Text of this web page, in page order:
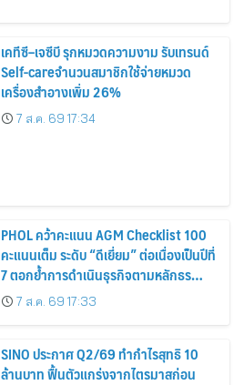
เคทีซี–เจซีบี รุกหมวดความงาม รับเทรนด์
Self-careจำนวนสมาชิกใช้จ่ายหมวด
เครื่องสำอางเพิ่ม 26%
7 ส.ค. 69 17:34
PHOL คว้าคะแนน AGM Checklist 100
คะแนนเต็ม ระดับ “ดีเยี่ยม” ต่อเนื่องเป็นปีที่
7 ตอกย้ำการดำเนินธุรกิจตามหลักธร
รมาภิบาล โปร่งใส สร้างความเชื่อมั่นผู้ถือ
หุ้น
7 ส.ค. 69 17:33
SINO ประกาศ Q2/69 ทำกำไรสุทธิ 10
ล้านบาท ฟื้นตัวแกร่งจากไตรมาสก่อน